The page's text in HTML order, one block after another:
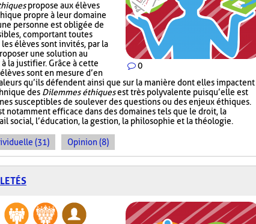
0
propose aux élèves
propre à leur domaine
personne est obligée de
comportant toutes
élèves sont invités, par la
une solution au
la justifier. Grâce à cette
sont en mesure d’en
qu’ils défendent ainsi que sur la manière dont elles impactent
des Dilemmes éthiquesest très polyvalente puisqu’elle est
susceptibles de soulever des questions ou des enjeux éthiques.
notamment efficace dans des domaines tels que le droit, la
social, l’éducation, la gestion, la philosophie et la théologie.
(31) Opinion (8)